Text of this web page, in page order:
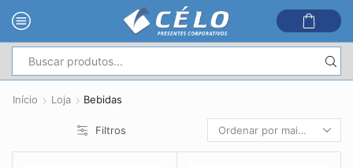
de
Início Loja Bebidas
Filtros